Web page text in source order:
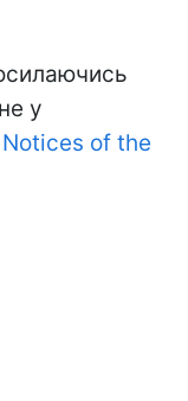
у
of the